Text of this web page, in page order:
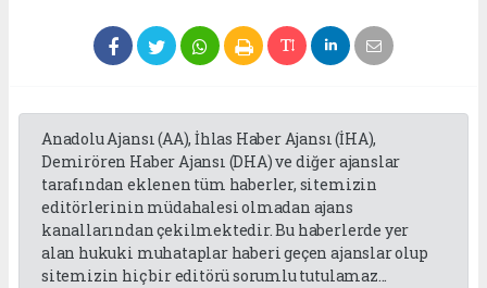
Anadolu Ajansı (AA), İhlas Haber Ajansı (İHA),
Demirören Haber Ajansı (DHA) ve diğer ajanslar
tarafından eklenen tüm haberler, sitemizin
editörlerinin müdahalesi olmadan ajans
kanallarından çekilmektedir. Bu haberlerde yer
alan hukuki muhataplar haberi geçen ajanslar olup
sitemizin hiç bir editörü sorumlu tutulamaz...